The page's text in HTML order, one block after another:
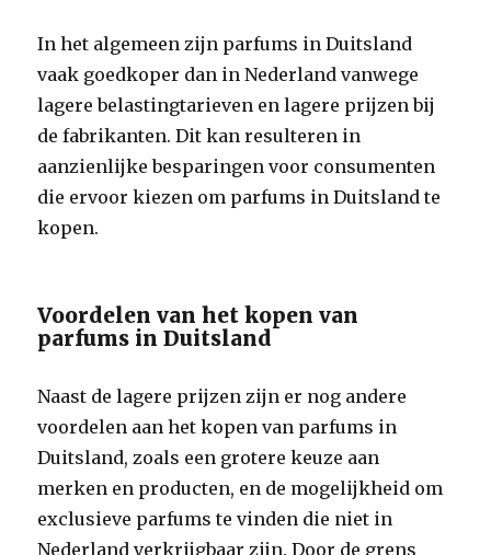
In het algemeen zijn parfums in Duitsland
vaak goedkoper dan in Nederland vanwege
lagere belastingtarieven en lagere prijzen bij
de fabrikanten. Dit kan resulteren in
aanzienlijke besparingen voor consumenten
die ervoor kiezen om parfums in Duitsland te
kopen.
Voordelen van het kopen van
parfums in Duitsland
Naast de lagere prijzen zijn er nog andere
voordelen aan het kopen van parfums in
Duitsland, zoals een grotere keuze aan
merken en producten, en de mogelijkheid om
exclusieve parfums te vinden die niet in
Nederland verkrijgbaar zijn. Door de grens